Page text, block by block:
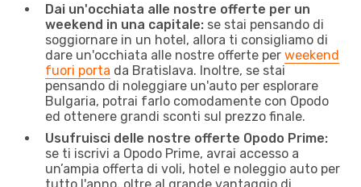
Dai un'occhiata alle nostre offerte per un
weekend in una capitale: se stai pensando di
soggiornare in un hotel, allora ti consigliamo di
dare un'occhiata alle nostre offerte per weekend
fuori porta da Bratislava. Inoltre, se stai
pensando di noleggiare un'auto per esplorare
Bulgaria, potrai farlo comodamente con Opodo
ed ottenere grandi sconti sul prezzo finale.
Usufruisci delle nostre offerte Opodo Prime:
se ti iscrivi a Opodo Prime, avrai accesso a
un’ampia offerta di voli, hotel e noleggio auto per